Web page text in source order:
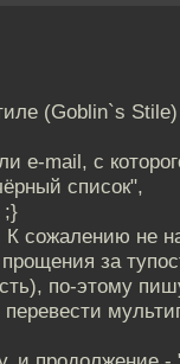
(Goblin`s
e-mail, с
список",
;}
сожалению не
за
по-этому